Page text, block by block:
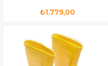
₺1.779,00